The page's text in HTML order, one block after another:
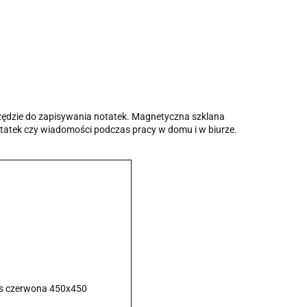
do zapisywania notatek. Magnetyczna szklana
czy wiadomości podczas pracy w domu i w biurze.
czerwona 450x450